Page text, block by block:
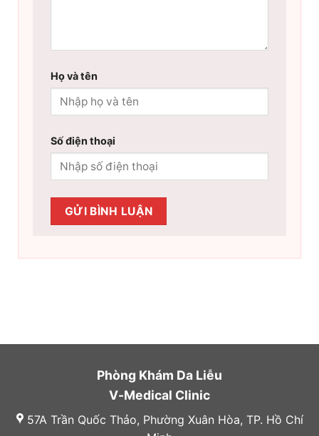
Họ và tên
Số điện thoại
Phòng Khám Da Liễu
V-Medical Clinic
57A Trần Quốc Thảo, Phường Xuân Hòa, TP. Hồ Chí